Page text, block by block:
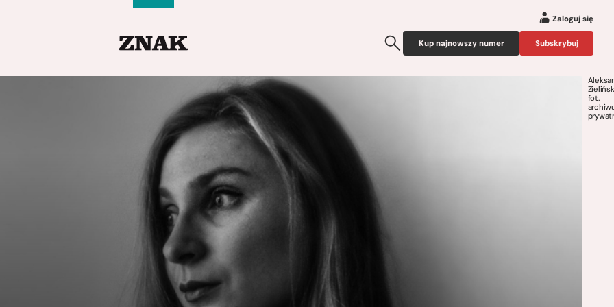
Zaloguj się
Kup najnowszy numer Subskrybuj
fot.